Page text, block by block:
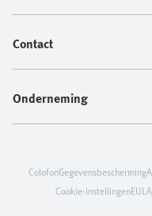
Contact
Onderneming
ColofonGegevensbescherming
Cookie-instellingenEULA